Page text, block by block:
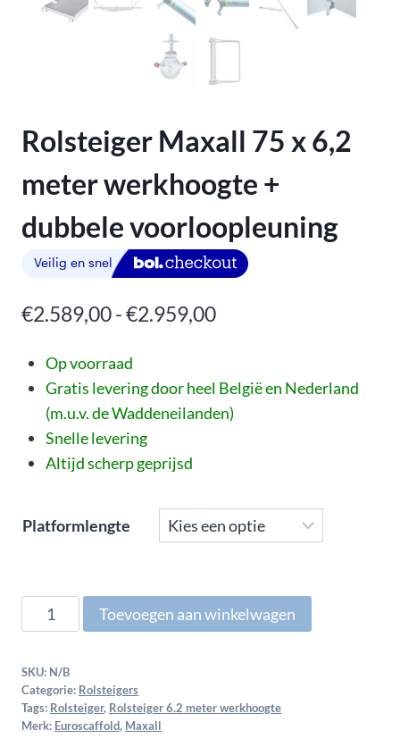
Rolsteiger Maxall 75 x 6,2
meter werkhoogte +
dubbele voorloopleuning
€2.589,00-€2.959,00
Op voorraad
Gratis levering door heel België en Nederland
(m.u.v. de Waddeneilanden)
Snelle levering
Altijd scherp geprijsd
Platformlengte
Toevoegen aan winkelwagen
SKU: N/B
Categorie: Rolsteigers
Tags: Rolsteiger, Rolsteiger 6.2 meter werkhoogte
Merk: Euroscaffold, Maxall